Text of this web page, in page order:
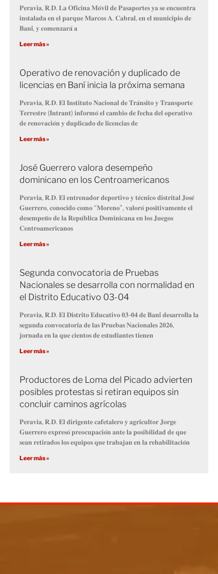
𝐏𝐞𝐫𝐚𝐯𝐢𝐚, 𝐑.𝐃. 𝐋𝐚 𝐎𝐟𝐢𝐜𝐢𝐧𝐚 𝐌𝐨́𝐯𝐢𝐥 𝐝𝐞 𝐏𝐚𝐬𝐚𝐩𝐨𝐫𝐭𝐞𝐬 𝐲𝐚 𝐬𝐞 𝐞𝐧𝐜𝐮𝐞𝐧𝐭𝐫𝐚
𝐢𝐧𝐬𝐭𝐚𝐥𝐚𝐝𝐚 𝐞𝐧 𝐞𝐥 𝐩𝐚𝐫𝐪𝐮𝐞 𝐌𝐚𝐫𝐜𝐨𝐬 𝐀. 𝐂𝐚𝐛𝐫𝐚𝐥, 𝐞𝐧 𝐞𝐥 𝐦𝐮𝐧𝐢𝐜𝐢𝐩𝐢𝐨 𝐝𝐞
𝐁𝐚𝐧𝐢́, 𝐲 𝐜𝐨𝐦𝐞𝐧𝐳𝐚𝐫𝐚́ 𝐚
Leer más »
Operativo de renovación y duplicado de
licencias en Baní inicia la próxima semana
𝐏𝐞𝐫𝐚𝐯𝐢𝐚, 𝐑.𝐃. 𝐄𝐥 𝐈𝐧𝐬𝐭𝐢𝐭𝐮𝐭𝐨 𝐍𝐚𝐜𝐢𝐨𝐧𝐚𝐥 𝐝𝐞 𝐓𝐫𝐚́𝐧𝐬𝐢𝐭𝐨 𝐲 𝐓𝐫𝐚𝐧𝐬𝐩𝐨𝐫𝐭𝐞
𝐓𝐞𝐫𝐫𝐞𝐬𝐭𝐫𝐞 (𝐈𝐧𝐭𝐫𝐚𝐧𝐭) 𝐢𝐧𝐟𝐨𝐫𝐦𝐨́ 𝐞𝐥 𝐜𝐚𝐦𝐛𝐢𝐨 𝐝𝐞 𝐟𝐞𝐜𝐡𝐚 𝐝𝐞𝐥 𝐨𝐩𝐞𝐫𝐚𝐭𝐢𝐯𝐨
𝐝𝐞 𝐫𝐞𝐧𝐨𝐯𝐚𝐜𝐢𝐨́𝐧 𝐲 𝐝𝐮𝐩𝐥𝐢𝐜𝐚𝐝𝐨 𝐝𝐞 𝐥𝐢𝐜𝐞𝐧𝐜𝐢𝐚𝐬 𝐝𝐞
Leer más »
José Guerrero valora desempeño
dominicano en los Centroamericanos
𝐏𝐞𝐫𝐚𝐯𝐢𝐚, 𝐑.𝐃. 𝐄𝐥 𝐞𝐧𝐭𝐫𝐞𝐧𝐚𝐝𝐨𝐫 𝐝𝐞𝐩𝐨𝐫𝐭𝐢𝐯𝐨 𝐲 𝐭𝐞́𝐜𝐧𝐢𝐜𝐨 𝐝𝐢𝐬𝐭𝐫𝐢𝐭𝐚𝐥 𝐉𝐨𝐬𝐞́
𝐆𝐮𝐞𝐫𝐫𝐞𝐫𝐨, 𝐜𝐨𝐧𝐨𝐜𝐢𝐝𝐨 𝐜𝐨𝐦𝐨 “𝐌𝐨𝐫𝐞𝐧𝐨”, 𝐯𝐚𝐥𝐨𝐫𝐨́ 𝐩𝐨𝐬𝐢𝐭𝐢𝐯𝐚𝐦𝐞𝐧𝐭𝐞 𝐞𝐥
𝐝𝐞𝐬𝐞𝐦𝐩𝐞𝐧̃𝐨 𝐝𝐞 𝐥𝐚 𝐑𝐞𝐩𝐮́𝐛𝐥𝐢𝐜𝐚 𝐃𝐨𝐦𝐢𝐧𝐢𝐜𝐚𝐧𝐚 𝐞𝐧 𝐥𝐨𝐬 𝐉𝐮𝐞𝐠𝐨𝐬
𝐂𝐞𝐧𝐭𝐫𝐨𝐚𝐦𝐞𝐫𝐢𝐜𝐚𝐧𝐨𝐬
Leer más »
Segunda convocatoria de Pruebas
Nacionales se desarrolla con normalidad en
el Distrito Educativo 03-04
𝐏𝐞𝐫𝐚𝐯𝐢𝐚, 𝐑.𝐃. 𝐄𝐥 𝐃𝐢𝐬𝐭𝐫𝐢𝐭𝐨 𝐄𝐝𝐮𝐜𝐚𝐭𝐢𝐯𝐨 𝟎𝟑-𝟎𝟒 𝐝𝐞 𝐁𝐚𝐧𝐢́ 𝐝𝐞𝐬𝐚𝐫𝐫𝐨𝐥𝐥𝐚 𝐥𝐚
𝐬𝐞𝐠𝐮𝐧𝐝𝐚 𝐜𝐨𝐧𝐯𝐨𝐜𝐚𝐭𝐨𝐫𝐢𝐚 𝐝𝐞 𝐥𝐚𝐬 𝐏𝐫𝐮𝐞𝐛𝐚𝐬 𝐍𝐚𝐜𝐢𝐨𝐧𝐚𝐥𝐞𝐬 𝟐𝟎𝟐𝟔,
𝐣𝐨𝐫𝐧𝐚𝐝𝐚 𝐞𝐧 𝐥𝐚 𝐪𝐮𝐞 𝐜𝐢𝐞𝐧𝐭𝐨𝐬 𝐝𝐞 𝐞𝐬𝐭𝐮𝐝𝐢𝐚𝐧𝐭𝐞𝐬 𝐭𝐢𝐞𝐧𝐞𝐧
Leer más »
Productores de Loma del Picado advierten
posibles protestas si retiran equipos sin
concluir caminos agrícolas
𝐏𝐞𝐫𝐚𝐯𝐢𝐚, 𝐑.𝐃. 𝐄𝐥 𝐝𝐢𝐫𝐢𝐠𝐞𝐧𝐭𝐞 𝐜𝐚𝐟𝐞𝐭𝐚𝐥𝐞𝐫𝐨 𝐲 𝐚𝐠𝐫𝐢𝐜𝐮𝐥𝐭𝐨𝐫 𝐉𝐨𝐫𝐠𝐞
𝐆𝐮𝐞𝐫𝐫𝐞𝐫𝐨 𝐞𝐱𝐩𝐫𝐞𝐬𝐨́ 𝐩𝐫𝐞𝐨𝐜𝐮𝐩𝐚𝐜𝐢𝐨́𝐧 𝐚𝐧𝐭𝐞 𝐥𝐚 𝐩𝐨𝐬𝐢𝐛𝐢𝐥𝐢𝐝𝐚𝐝 𝐝𝐞 𝐪𝐮𝐞
𝐬𝐞𝐚𝐧 𝐫𝐞𝐭𝐢𝐫𝐚𝐝𝐨𝐬 𝐥𝐨𝐬 𝐞𝐪𝐮𝐢𝐩𝐨𝐬 𝐪𝐮𝐞 𝐭𝐫𝐚𝐛𝐚𝐣𝐚𝐧 𝐞𝐧 𝐥𝐚 𝐫𝐞𝐡𝐚𝐛𝐢𝐥𝐢𝐭𝐚𝐜𝐢𝐨́𝐧
Leer más »